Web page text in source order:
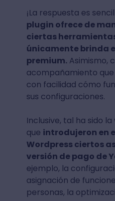
¡La respuesta es
plugin ofrece de
ciertas
únicamente brinda
premium.Asimismo,
acompañamiento
con facilidad cómo
sus configuraciones.
Inclusive, tal ha sido
que introdujeron en
Wordpress ciertos
versión de pago de
ejemplo, la
asignación de
personas, la